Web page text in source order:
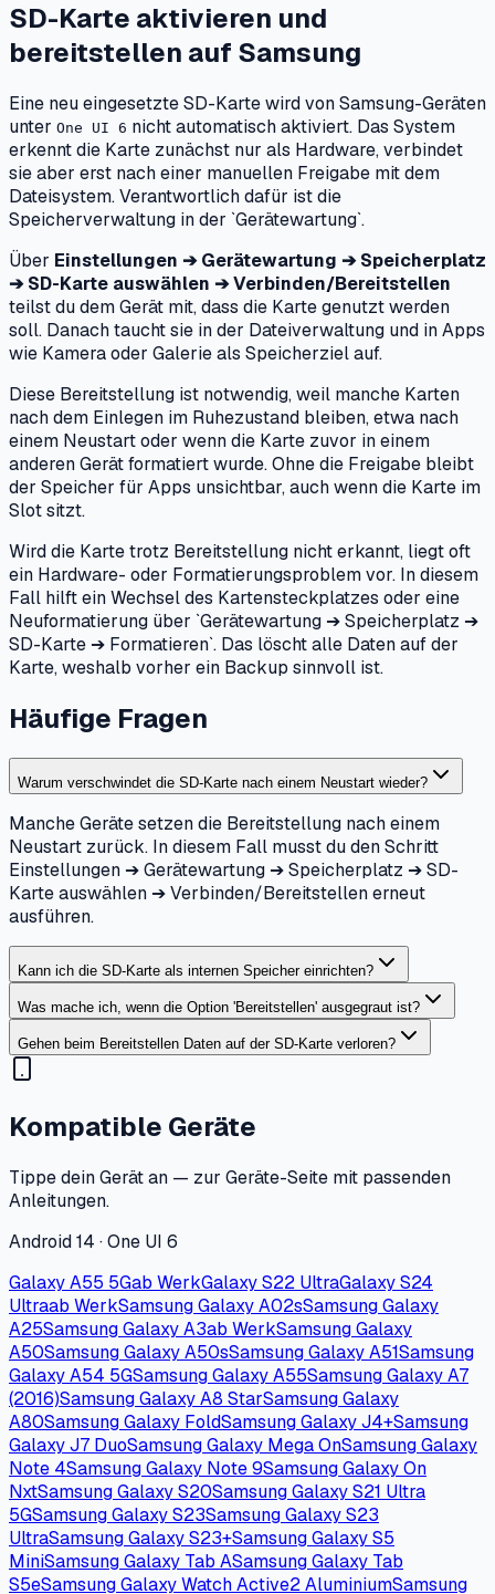
SD-Karte aktivieren und
bereitstellen auf Samsung
Eine neu eingesetzte SD-Karte wird von Samsung-Geräten
unter One UI 6 nicht automatisch aktiviert. Das System
erkennt die Karte zunächst nur als Hardware, verbindet
sie aber erst nach einer manuellen Freigabe mit dem
Dateisystem. Verantwortlich dafür ist die
Speicherverwaltung in der `Gerätewartung`.
Über Einstellungen ➔ Gerätewartung ➔ Speicherplatz
➔ SD-Karte auswählen ➔ Verbinden/Bereitstellen
teilst du dem Gerät mit, dass die Karte genutzt werden
soll. Danach taucht sie in der Dateiverwaltung und in Apps
wie Kamera oder Galerie als Speicherziel auf.
Diese Bereitstellung ist notwendig, weil manche Karten
nach dem Einlegen im Ruhezustand bleiben, etwa nach
einem Neustart oder wenn die Karte zuvor in einem
anderen Gerät formatiert wurde. Ohne die Freigabe bleibt
der Speicher für Apps unsichtbar, auch wenn die Karte im
Slot sitzt.
Wird die Karte trotz Bereitstellung nicht erkannt, liegt oft
ein Hardware- oder Formatierungsproblem vor. In diesem
Fall hilft ein Wechsel des Kartensteckplatzes oder eine
Neuformatierung über `Gerätewartung ➔ Speicherplatz ➔
SD-Karte ➔ Formatieren`. Das löscht alle Daten auf der
Karte, weshalb vorher ein Backup sinnvoll ist.
Häufige Fragen
Warum verschwindet die SD-Karte nach einem Neustart wieder?
Manche Geräte setzen die Bereitstellung nach einem
Neustart zurück. In diesem Fall musst du den Schritt
Einstellungen ➔ Gerätewartung ➔ Speicherplatz ➔ SD-
Karte auswählen ➔ Verbinden/Bereitstellen erneut
ausführen.
Kann ich die SD-Karte als internen Speicher einrichten?
Was mache ich, wenn die Option 'Bereitstellen' ausgegraut ist?
Gehen beim Bereitstellen Daten auf der SD-Karte verloren?
Kompatible Geräte
Tippe dein Gerät an — zur Geräte-Seite mit passenden
Anleitungen.
Android 14 · One UI 6
Galaxy A55 5Gab WerkGalaxy S22 UltraGalaxy S24
Ultraab WerkSamsung Galaxy A02sSamsung Galaxy
A25Samsung Galaxy A3ab WerkSamsung Galaxy
A50Samsung Galaxy A50sSamsung Galaxy A51Samsung
Galaxy A54 5GSamsung Galaxy A55Samsung Galaxy A7
(2016)Samsung Galaxy A8 StarSamsung Galaxy
A80Samsung Galaxy FoldSamsung Galaxy J4+Samsung
Galaxy J7 DuoSamsung Galaxy Mega OnSamsung Galaxy
Note 4Samsung Galaxy Note 9Samsung Galaxy On
NxtSamsung Galaxy S20Samsung Galaxy S21 Ultra
5GSamsung Galaxy S23Samsung Galaxy S23
UltraSamsung Galaxy S23+Samsung Galaxy S5
MiniSamsung Galaxy Tab ASamsung Galaxy Tab
S5eSamsung Galaxy Watch Active2 AluminiumSamsung